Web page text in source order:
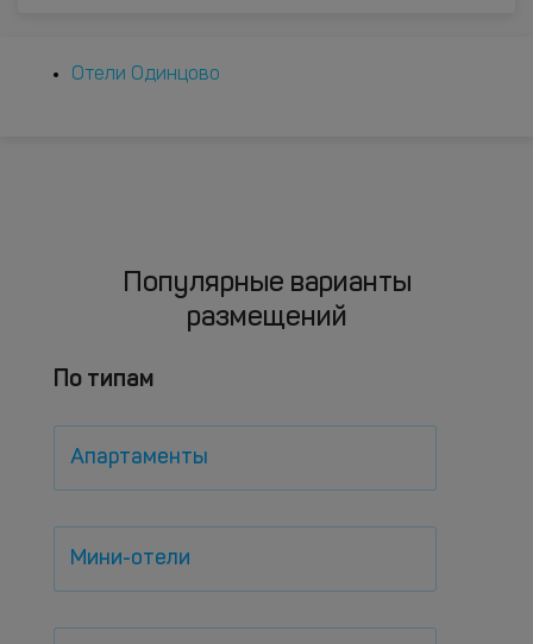
Отели Одинцово
Популярные варианты
размещений
По типам
Апартаменты
Мини-отели